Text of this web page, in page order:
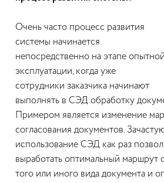
Очень часто процесс развития
системы начинается
непосредственно на этапе опытной
эксплуатации, когда уже
сотрудники заказчика начинают
выполнять в СЭД обработку
Примером является изменение
согласования документов.
использование СЭД как раз
выработать оптимальный маршрут
того или иного вида документа и